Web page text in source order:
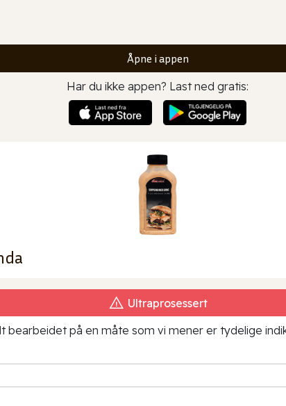
Åpne i appen
Har du ikke appen? Last ned gratis:
Ultraprosessert
bearbeidet på en måte som vi mener er tydelige